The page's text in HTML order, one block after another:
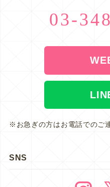
03-
※お急ぎの方はお電話でのご
SNS